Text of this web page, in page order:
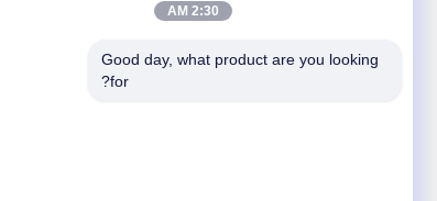
2:30 AM
Good day, what product are you looking
for?